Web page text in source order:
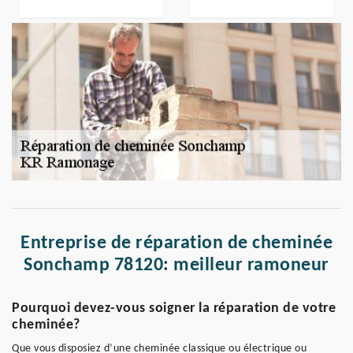
Entreprise de réparation de cheminée
Sonchamp 78120: meilleur ramoneur
Pourquoi devez-vous soigner la réparation de votre
cheminée?
Que vous disposiez d’une cheminée classique ou électrique ou